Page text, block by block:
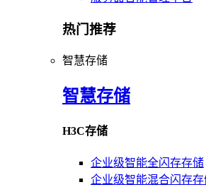
热门推荐
智慧存储
智慧存储
H3C存储
企业级智能全闪存存储
企业级智能混合闪存存